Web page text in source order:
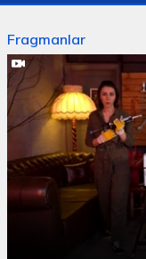
Fragmanlar